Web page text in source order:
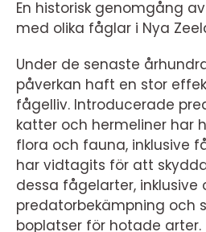
En historisk genomgång
med olika fåglar i Nya
Under de senaste
påverkan haft en stor
fågelliv. Introducerade
katter och hermeliner har
flora och fauna, inklusive
har vidtagits för att
dessa fågelarter,
predatorbekämpning och
boplatser för hotade arter.